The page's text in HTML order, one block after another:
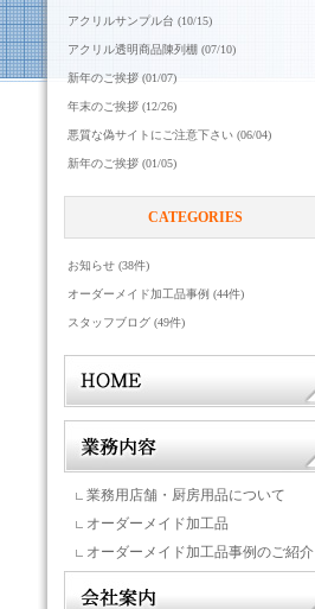
アクリルサンプル台 (10/15)
アクリル透明商品陳列棚 (07/10)
新年のご挨拶 (01/07)
年末のご挨拶 (12/26)
悪質な偽サイトにご注意下さい (06/04)
新年のご挨拶 (01/05)
CATEGORIES
お知らせ (38件)
オーダーメイド加工品事例 (44件)
スタッフブログ (49件)
業務用店舗・厨房用品について
オーダーメイド加工品
オーダーメイド加工品事例のご紹介